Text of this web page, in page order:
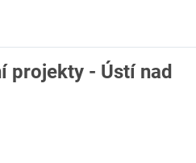
projekty - Ústí nad